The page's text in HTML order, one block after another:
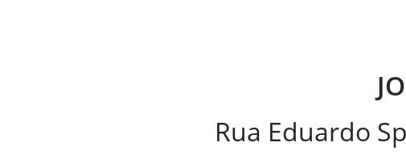
Rua Eduardo